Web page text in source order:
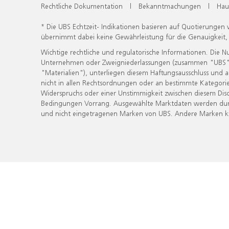
Rechtliche Dokumentation | Bekanntmachungen |
* Die UBS Echtzeit- Indikationen basieren auf
übernimmt dabei keine Gewährleistung für die
Wichtige rechtliche und regulatorische Informationen. Die
Unternehmen oder Zweigniederlassungen (zusammen
"Materialien"), unterliegen diesem Haftungsausschluss
nicht in allen Rechtsordnungen oder an bestimmte
Widerspruchs oder einer Unstimmigkeit zwischen diesem
Bedingungen Vorrang. Ausgewählte Marktdaten werden
und nicht eingetragenen Marken von UBS. Andere Marken